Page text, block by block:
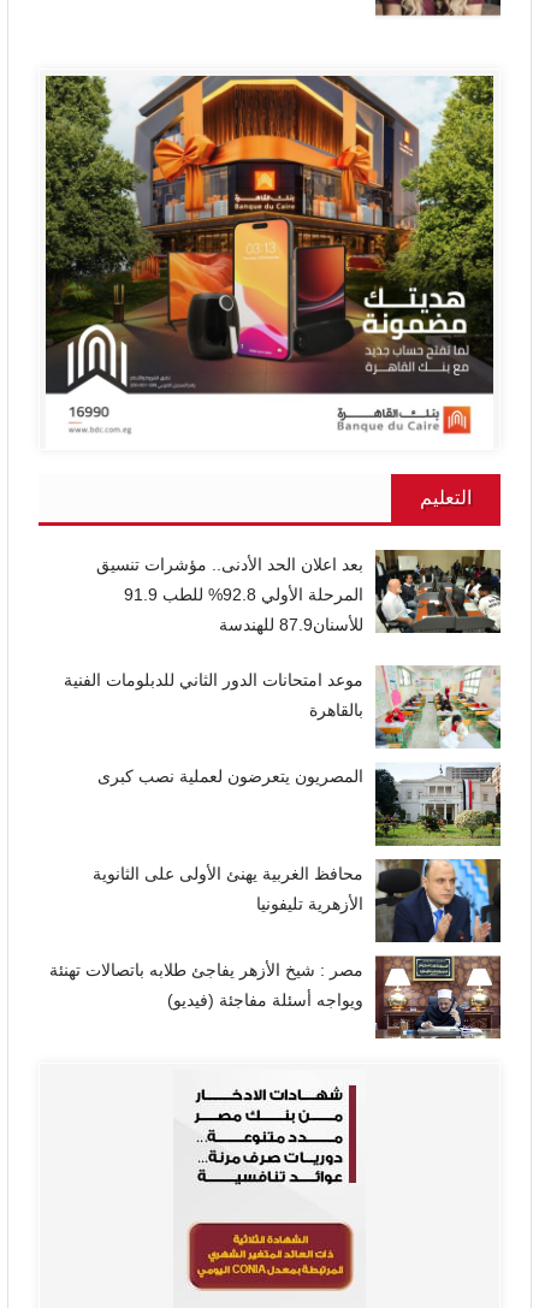
التعليم
بعد اعلان الحد الأدنى.. مؤشرات تنسيق
المرحلة الأولي 92.8% للطب 91.9
للأسنان87.9 للهندسة
موعد امتحانات الدور الثاني للدبلومات الفنية
بالقاهرة
المصريون يتعرضون لعملية نصب كبرى
محافظ الغربية يهنئ الأولى على الثانوية
الأزهرية تليفونيا
مصر : شيخ الأزهر يفاجئ طلابه باتصالات تهنئة
ويواجه أسئلة مفاجئة (فيديو)